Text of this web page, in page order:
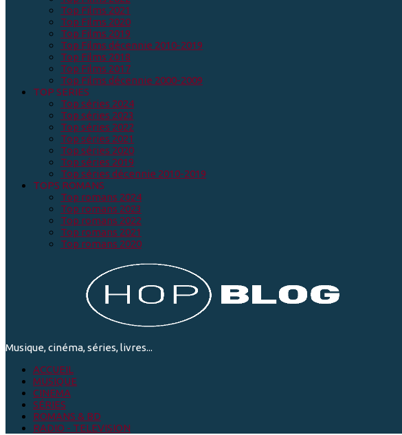
Top Films 2021
Top Films 2020
Top Films 2019
Top Films décennie 2010-2019
Top Films 2018
Top Films 2017
Top Films décennie 2000-2009
TOP SERIES
Top séries 2024
Top séries 2023
Top séries 2022
Top séries 2021
Top séries 2020
Top séries 2019
Top séries décennie 2010-2019
TOPS ROMANS
Top romans 2024
Top romans 2023
Top romans 2022
Top romans 2021
Top romans 2020
Musique, cinéma, séries, livres...
ACCUEIL
MUSIQUE
CINEMA
SÉRIES
ROMANS & BD
RADIO - TELEVISION